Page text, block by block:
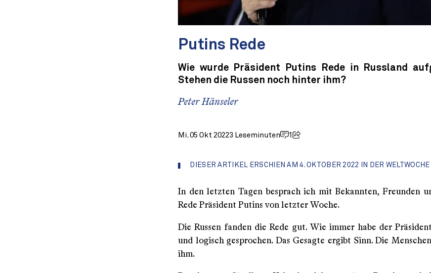
Putins Rede
Wie wurde Präsident Putins Rede in Russland
Stehen die Russen noch hinter ihm?
Peter Hänseler
Mi. 05 Okt 20223 Leseminuten 1
DIESER ARTIKEL ERSCHIENAM 4. OKTOBER 2022 IN DER WELTWOCHE
In den letzten Tagen besprach ich mit Bekannten, Freunden
Rede Präsident Putins von letzter Woche.
Die Russen fanden die Rede gut. Wie immer habe der
und logisch gesprochen. Das Gesagte ergibt Sinn. Die
ihm.